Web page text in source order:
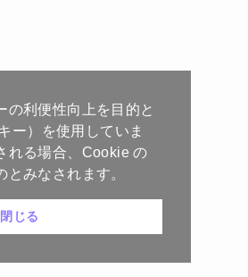
の利便性向上を目的と
ー）を使用していま
れる場合、Cookie の
とみなされます。
閉じる